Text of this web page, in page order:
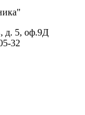
д. 5, оф.9Д
32